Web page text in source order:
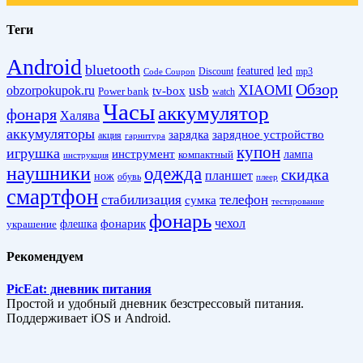
Теги
Android bluetooth Code Coupon Discount featured led mp3
obzorpokupok.ru Power bank tv-box usb watch XIAOMI Обзор
фонаря Халява Часыаккумулятор
аккумуляторы акция гарнитура зарядка зарядное устройство
игрушка инструкция инструмент компактный купон лампа
наушники нож обувь одежда планшет плеер скидка
смартфон стабилизация сумка телефон тестирование
украшение флешка фонарик фонарь чехол
Рекомендуем
PicEat: дневник питания
Простой и удобный дневник безстрессовый питания.
Поддерживает iOS и Android.